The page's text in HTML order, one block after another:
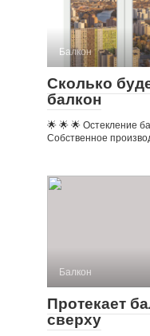
Балкон
Сколько
балкон
🌟 🌟 🌟 Остекление
Собственное
Балкон
Протекает
сверху